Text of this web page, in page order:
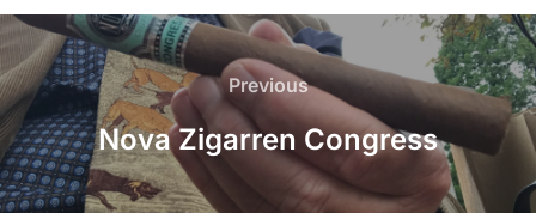
Beitrags-
Navigation
Previous
Previous
Nova Zigarren Congress